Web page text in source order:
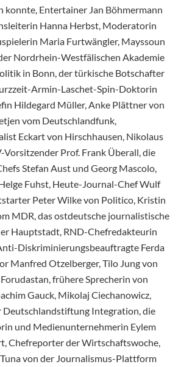
konnte, Entertainer Jan Böhmermann
Hanna Herbst, Moderatorin
Maria Furtwängler, Mayssoun
Nordrhein-Westfälischen Akademie
in Bonn, der türkische Botschafter
Armin-Laschet-Spin-Doktorin
Hildegard Müller, Anke Plättner von
vom Deutschlandfunk,
Eckart von Hirschhausen, Nikolaus
Vorsitzender Prof. Frank Überall, die
Stefan Aust und Georg Mascolo,
Fuhst, Heute-Journal-Chef Wulf
Peter Wilke von Politico, Kristin
MDR, das ostdeutsche journalistische
Hauptstadt, RND-Chefredakteurin
Diskriminierungsbeauftragte Ferda
Manfred Otzelberger, Tilo Jung von
Forudastan, frühere Sprecherin von
Gauck, Mikolaj Ciechanowicz,
Deutschlandstiftung Integration, die
und Medienunternehmerin Eylem
Chefreporter der Wirtschaftswoche,
von der Journalismus-Plattform